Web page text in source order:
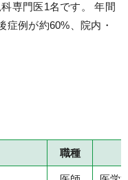
専門医1名です。 年間
症例が約60%、院内・
職種